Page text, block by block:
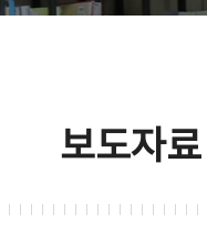
보도자료